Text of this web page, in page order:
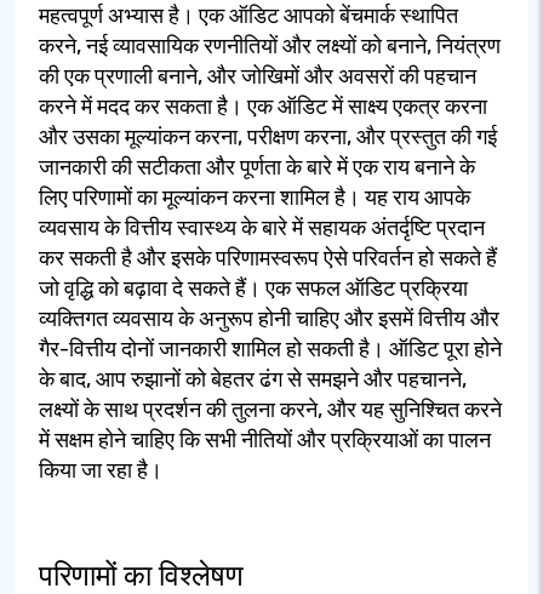
महत्वपूर्ण अभ्यास है। एक ऑडिट आपको बेंचमार्क स्थापित
करने, नई व्यावसायिक रणनीतियों और लक्ष्यों को बनाने, नियंत्रण
की एक प्रणाली बनाने, और जोखिमों और अवसरों की पहचान
करने में मदद कर सकता है। एक ऑडिट में साक्ष्य एकत्र करना
और उसका मूल्यांकन करना, परीक्षण करना, और प्रस्तुत की गई
जानकारी की सटीकता और पूर्णता के बारे में एक राय बनाने के
लिए परिणामों का मूल्यांकन करना शामिल है। यह राय आपके
व्यवसाय के वित्तीय स्वास्थ्य के बारे में सहायक अंतर्दृष्टि प्रदान
कर सकती है और इसके परिणामस्वरूप ऐसे परिवर्तन हो सकते हैं
जो वृद्धि को बढ़ावा दे सकते हैं। एक सफल ऑडिट प्रक्रिया
व्यक्तिगत व्यवसाय के अनुरूप होनी चाहिए और इसमें वित्तीय और
गैर-वित्तीय दोनों जानकारी शामिल हो सकती है। ऑडिट पूरा होने
के बाद, आप रुझानों को बेहतर ढंग से समझने और पहचानने,
लक्ष्यों के साथ प्रदर्शन की तुलना करने, और यह सुनिश्चित करने
में सक्षम होने चाहिए कि सभी नीतियों और प्रक्रियाओं का पालन
किया जा रहा है।
परिणामों का विश्लेषण